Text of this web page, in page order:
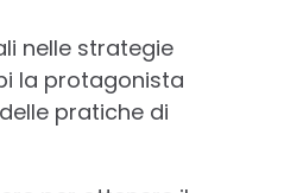
nelle strategie
la protagonista
pratiche di